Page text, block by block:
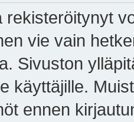
rekisteröitynyt
vie vain
Sivuston
käyttäjille.
ennen